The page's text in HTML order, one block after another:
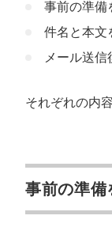
事前の準備
件名と本文
メール送
それぞれの内
事前の準備